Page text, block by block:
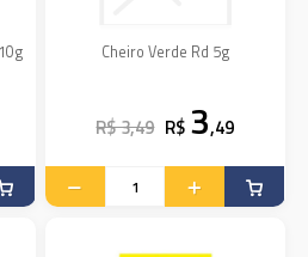
Cheiro Verde Rd 5g
R$ 3,49 R$ 3,49